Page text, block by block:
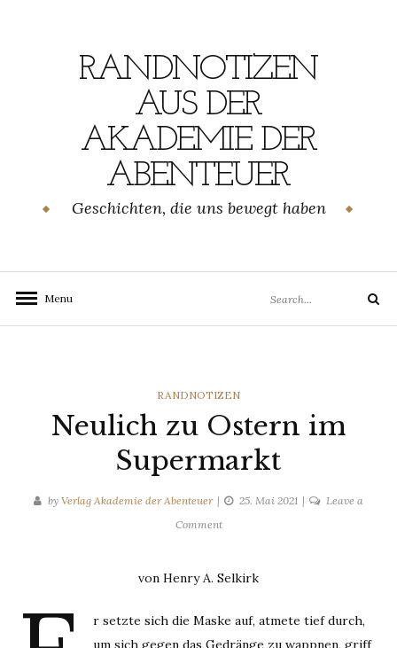
RANDNOTIZEN
AUS DER
AKADEMIE DER
ABENTEUER
Geschichten, die uns bewegt haben
Menu
for:
Search
CATEGORIES
RANDNOTIZEN
Neulich zu Ostern im
Supermarkt
by Verlag Akademie der Abenteuer 25. Mai 2021
Leave a
Commenton
Ostern
Supermarkt
von Henry A. Selkirk
r setzte sich die Maske auf, atmete tief durch,
um sich gegen das Gedränge zu wappnen, griff